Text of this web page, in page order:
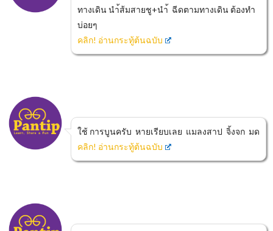
ทางเดิน นำ้ส้มสายชู+นำ้ ฉีดตามทางเดิน ต้องทำ
บ่อยๆ
คลิก! อ่านกระทู้ต้นฉบับ
ใช้ การบูนครับ หายเรียบเลย แมลงสาป จิ้งจก มด
คลิก! อ่านกระทู้ต้นฉบับ